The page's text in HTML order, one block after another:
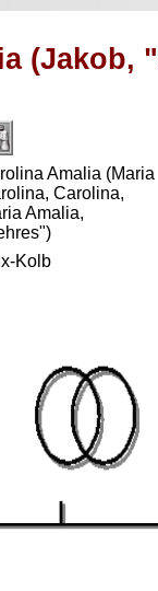
(Jakob,
Amalia (Maria
Carolina,
Amalia,
Kolb